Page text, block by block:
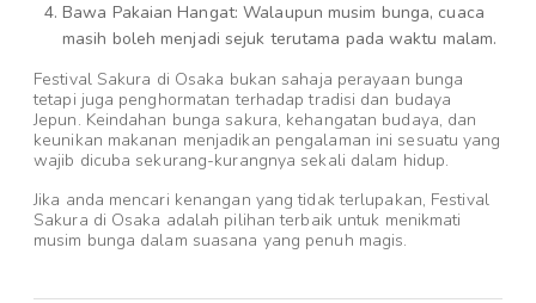
Bawa Pakaian Hangat: Walaupun musim bunga, cuaca
masih boleh menjadi sejuk terutama pada waktu malam.
Festival Sakura di Osaka bukan sahaja perayaan bunga
tetapi juga penghormatan terhadap tradisi dan budaya
Jepun. Keindahan bunga sakura, kehangatan budaya, dan
keunikan makanan menjadikan pengalaman ini sesuatu yang
wajib dicuba sekurang-kurangnya sekali dalam hidup.
Jika anda mencari kenangan yang tidak terlupakan, Festival
Sakura di Osaka adalah pilihan terbaik untuk menikmati
musim bunga dalam suasana yang penuh magis.